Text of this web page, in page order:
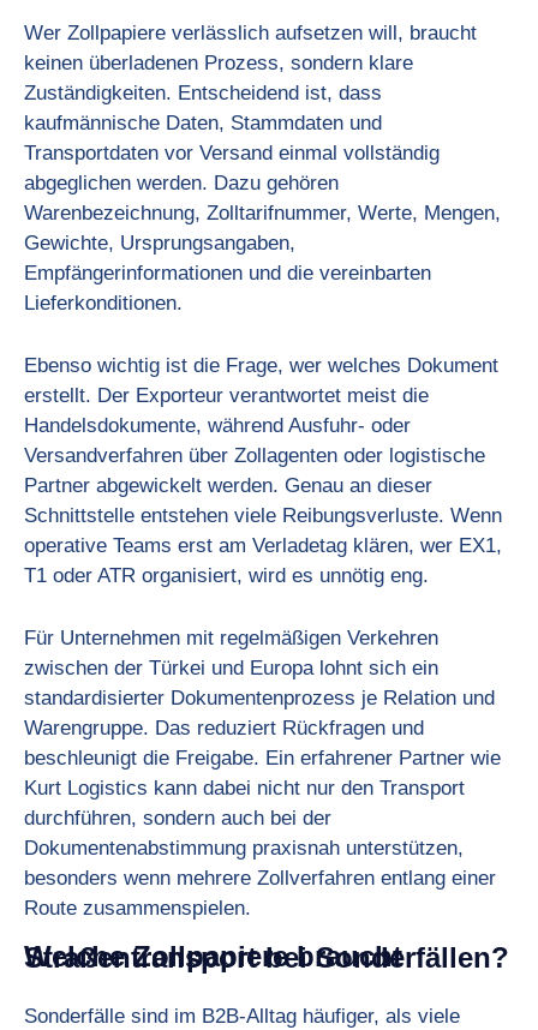
Wer Zollpapiere verlässlich aufsetzen will, braucht
keinen überladenen Prozess, sondern klare
Zuständigkeiten. Entscheidend ist, dass
kaufmännische Daten, Stammdaten und
Transportdaten vor Versand einmal vollständig
abgeglichen werden. Dazu gehören
Warenbezeichnung, Zolltarifnummer, Werte, Mengen,
Gewichte, Ursprungsangaben,
Empfängerinformationen und die vereinbarten
Lieferkonditionen.
Ebenso wichtig ist die Frage, wer welches Dokument
erstellt. Der Exporteur verantwortet meist die
Handelsdokumente, während Ausfuhr- oder
Versandverfahren über Zollagenten oder logistische
Partner abgewickelt werden. Genau an dieser
Schnittstelle entstehen viele Reibungsverluste. Wenn
operative Teams erst am Verladetag klären, wer EX1,
T1 oder ATR organisiert, wird es unnötig eng.
Für Unternehmen mit regelmäßigen Verkehren
zwischen der Türkei und Europa lohnt sich ein
standardisierter Dokumentenprozess je Relation und
Warengruppe. Das reduziert Rückfragen und
beschleunigt die Freigabe. Ein erfahrener Partner wie
Kurt Logistics kann dabei nicht nur den Transport
durchführen, sondern auch bei der
Dokumentenabstimmung praxisnah unterstützen,
besonders wenn mehrere Zollverfahren entlang einer
Route zusammenspielen.
Welche Zollpapiere braucht Straßentransport bei Sonderfällen?
Sonderfälle sind im B2B-Alltag häufiger, als viele